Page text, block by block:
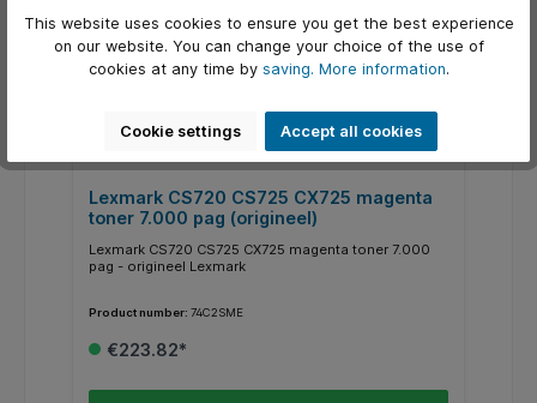
Lexmark CS720 CS725 CX725 magenta
toner 7.000 pag (origineel)
Lexmark CS720 CS725 CX725 magenta toner 7.000
pag - origineel Lexmark
Product number: 74C2SME
€223.82*
This website uses cookies to ensure you get the best experience
on our website. You can change your choice of the use of
cookies at any time by saving. More information.
Cookie settings Accept all cookies